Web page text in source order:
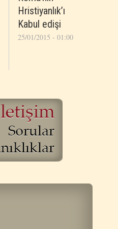
Hristiyanlık’ı
Kabul edişi
25/01/2015 - 01:00